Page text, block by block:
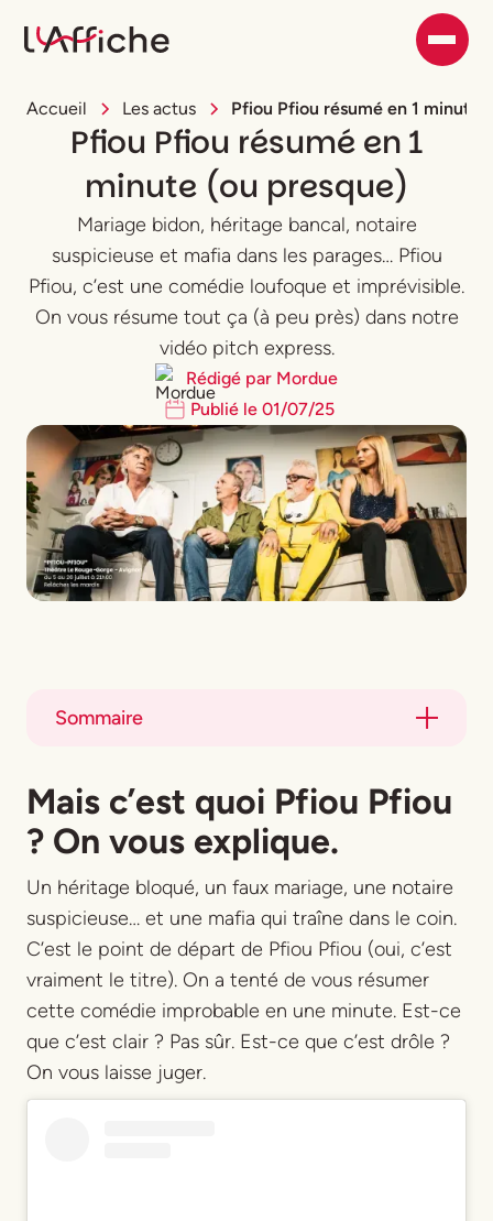
Accueil Les actus Pfiou Pfiou résumé en 1 minute
Pfiou Pfiou résumé en 1
minute (ou presque)
Mariage bidon, héritage bancal, notaire
suspicieuse et mafia dans les parages… Pfiou
Pfiou, c’est une comédie loufoque et imprévisible.
On vous résume tout ça (à peu près) dans notre
vidéo pitch express.
Rédigé par Mordue
Publié le 01/07/25
Sommaire
Title
Mais c’est quoi Pfiou Pfiou
? On vous explique.
Un héritage bloqué, un faux mariage, une notaire
suspicieuse… et une mafia qui traîne dans le coin.
C’est le point de départ de Pfiou Pfiou (oui, c’est
vraiment le titre). On a tenté de vous résumer
cette comédie improbable en une minute. Est-ce
que c’est clair ? Pas sûr. Est-ce que c’est drôle ?
On vous laisse juger.